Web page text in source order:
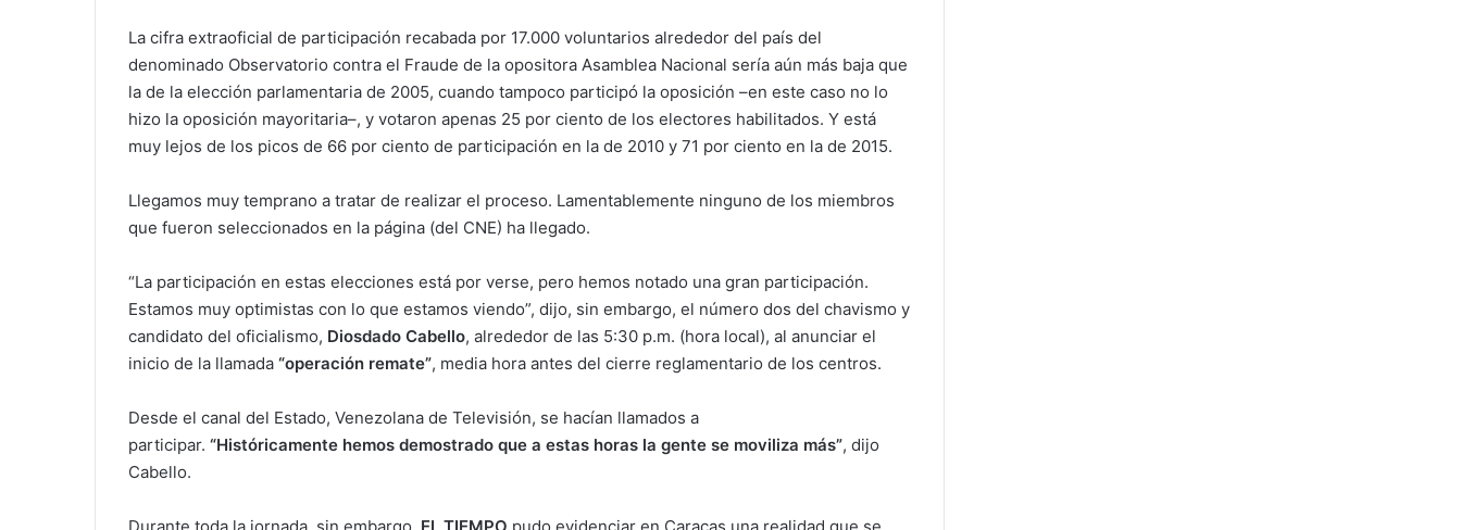
La cifra extraoficial de participación recabada por 17.000 voluntarios alrededor del país del
denominado Observatorio contra el Fraude de la opositora Asamblea Nacional sería aún más baja que
la de la elección parlamentaria de 2005, cuando tampoco participó la oposición –en este caso no lo
hizo la oposición mayoritaria–, y votaron apenas 25 por ciento de los electores habilitados. Y está
muy lejos de los picos de 66 por ciento de participación en la de 2010 y 71 por ciento en la de 2015.
Llegamos muy temprano a tratar de realizar el proceso. Lamentablemente ninguno de los miembros
que fueron seleccionados en la página (del CNE) ha llegado.
“La participación en estas elecciones está por verse, pero hemos notado una gran participación.
Estamos muy optimistas con lo que estamos viendo”, dijo, sin embargo, el número dos del chavismo y
candidato del oficialismo, Diosdado Cabello, alrededor de las 5:30 p.m. (hora local), al anunciar el
inicio de la llamada “operación remate”, media hora antes del cierre reglamentario de los centros.
Desde el canal del Estado, Venezolana de Televisión, se hacían llamados a
participar. “Históricamente hemos demostrado que a estas horas la gente se moviliza más”, dijo
Cabello.